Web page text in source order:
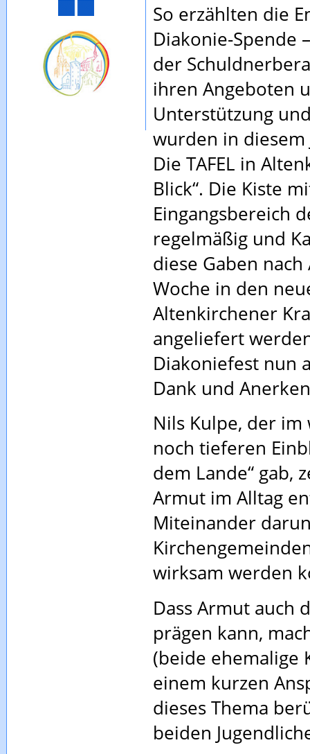
So erzählten die
Diakonie-Spende
der
ihren Angeboten
Unterstützung
wurden in
Die TAFEL in
Blick“. Die Kiste
Eingangsbereich
regelmäßig und
diese Gaben
Woche in den
Altenkirchener
angeliefert
Diakoniefest nun
Dank und
Nils Kulpe, der
noch tieferen
dem Lande“ gab,
Armut im Alltag
Miteinander
wirksam werden
Dass Armut auch
prägen kann,
(beide ehemalige
einem kurzen
dieses Thema
beiden